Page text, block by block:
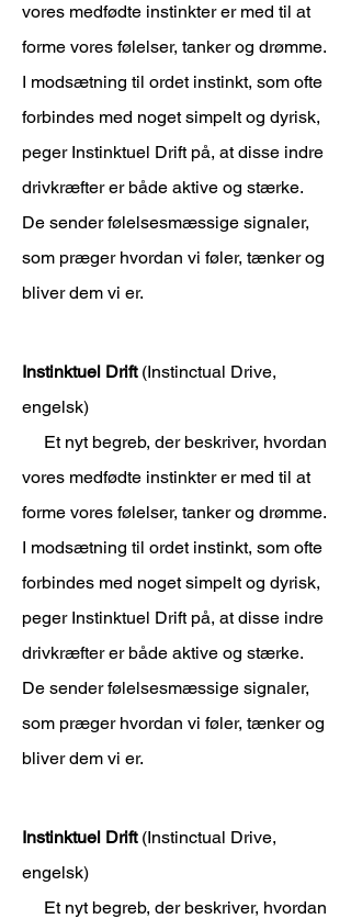
vores medfødte instinkter er med til at
forme vores følelser, tanker og drømme.
I modsætning til ordet instinkt, som ofte
forbindes med noget simpelt og dyrisk,
peger Instinktuel Drift på, at disse indre
drivkræfter er både aktive og stærke.
De sender følelsesmæssige signaler,
som præger hvordan vi føler, tænker og
bliver dem vi er.
Instinktuel Drift (Instinctual Drive,
engelsk)
Et nyt begreb, der beskriver, hvordan
vores medfødte instinkter er med til at
forme vores følelser, tanker og drømme.
I modsætning til ordet instinkt, som ofte
forbindes med noget simpelt og dyrisk,
peger Instinktuel Drift på, at disse indre
drivkræfter er både aktive og stærke.
De sender følelsesmæssige signaler,
som præger hvordan vi føler, tænker og
bliver dem vi er.
Instinktuel Drift (Instinctual Drive,
engelsk)
Et nyt begreb, der beskriver, hvordan